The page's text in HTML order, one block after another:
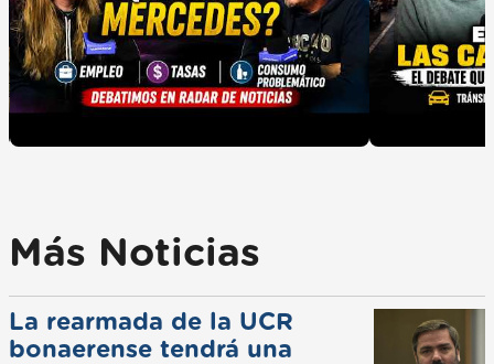
Más Noticias
La rearmada de la UCR
bonaerense tendrá una